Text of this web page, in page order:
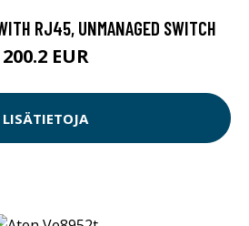
RJ45, UNMANAGED SWITCH
200.2 EUR
LISÄTIETOJA